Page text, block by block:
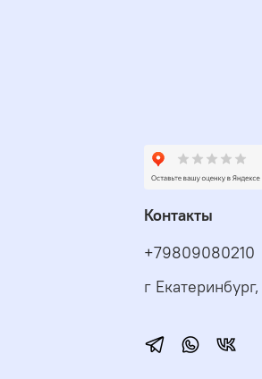
Контакты
+79809080210
г